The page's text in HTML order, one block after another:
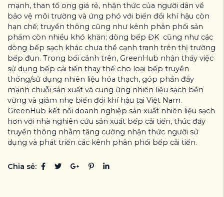
mạnh, than tổ ong giá rẻ, nhận thức của người dân về
bảo vệ môi trường và ứng phó với biến đổi khí hậu còn
hạn chế; truyền thông cũng như kênh phân phối sản
phẩm còn nhiều khó khăn; dòng bếp ĐK cũng như các
dòng bếp sạch khác chưa thể cạnh tranh trên thị trường
bếp đun. Trong bối cảnh trên, GreenHub nhận thấy việc
sử dụng bếp cải tiến thay thế cho loại bếp truyền
thống/sử dụng nhiên liệu hóa thạch, góp phần đẩy
mạnh chuỗi sản xuất và cung ứng nhiên liệu sạch bền
vững và giảm nhẹ biến đổi khí hậu tại Việt Nam.
GreenHub kết nối doanh nghiệp sản xuất nhiên liệu sạch
hơn với nhà nghiên cứu sản xuất bếp cải tiến, thúc đẩy
truyền thông nhằm tăng cường nhận thức người sử
dụng và phát triển các kênh phân phối bếp cải tiến.
Chia sẻ: